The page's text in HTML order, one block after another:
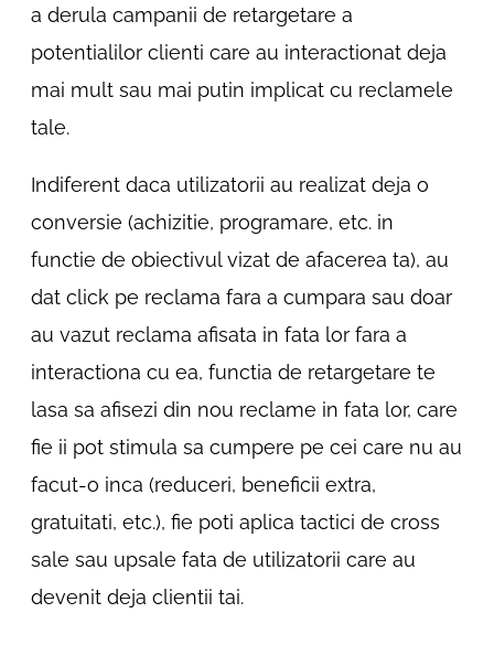
a derula campanii de retargetare a
potentialilor clienti care au interactionat deja
mai mult sau mai putin implicat cu reclamele
tale.
Indiferent daca utilizatorii au realizat deja o
conversie (achizitie, programare, etc. in
functie de obiectivul vizat de afacerea ta), au
dat click pe reclama fara a cumpara sau doar
au vazut reclama afisata in fata lor fara a
interactiona cu ea, functia de retargetare te
lasa sa afisezi din nou reclame in fata lor, care
fie ii pot stimula sa cumpere pe cei care nu au
facut-o inca (reduceri, beneficii extra,
gratuitati, etc.), fie poti aplica tactici de cross
sale sau upsale fata de utilizatorii care au
devenit deja clientii tai.